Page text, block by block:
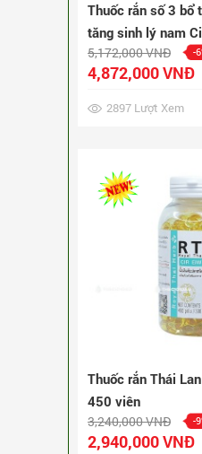
Thuốc rắn Thái
450 viên
2,940,000 VNĐ
Thuốc rắn Thái
240 viên